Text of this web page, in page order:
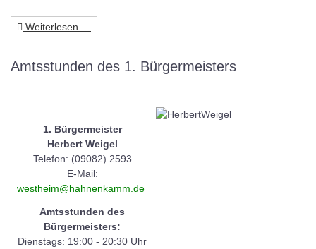
Weiterlesen …
Amtsstunden des 1. Bürgermeisters
1. Bürgermeister
Herbert Weigel
Telefon: (09082) 2593
E-Mail:
westheim@hahnenkamm.de
Amtsstunden des
Bürgermeisters:
Dienstags: 19:00 - 20:30 Uhr